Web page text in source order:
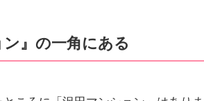
ン』の一角にある